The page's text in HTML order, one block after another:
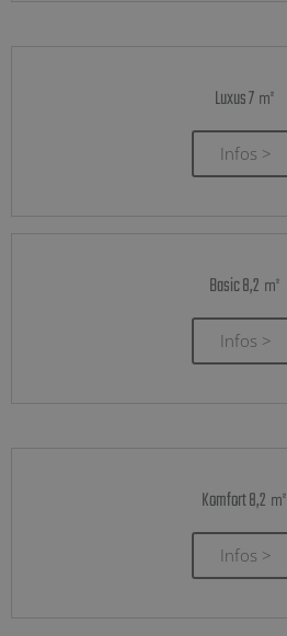
Luxus 7 ㎡
Infos >
Basic 8,2 ㎡
Infos >
Komfort 8,2 ㎡
Infos >